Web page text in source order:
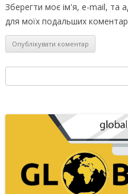
Зберегти моє ім'я, e-mail, та
для моїх подальших